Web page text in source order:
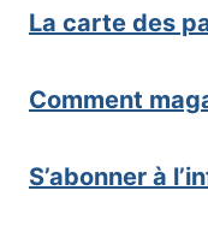
La carte des
Comment
S’abonner à